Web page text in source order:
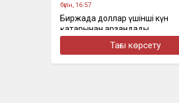
бүгін, 16:57
Биржада доллар үшінші күн
қатарынан арзандады
Стал известен состав сборной
Тағы көрсету